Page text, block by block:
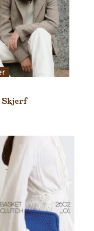
Skjerf